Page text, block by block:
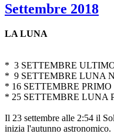
Settembre 2018
LA LUNA
* 3 SETTEMBRE
* 9 SETTEMBRE LUNA
* 16 SETTEMBRE
* 25 SETTEMBRE LUNA
Il 23 settembre alle 2:54 il
inizia l'autunno astronomico.